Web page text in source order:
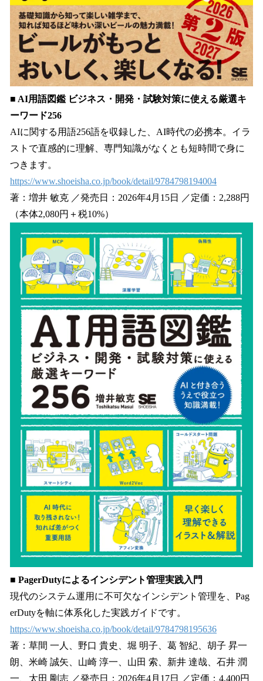
■ AI用語図鑑 ビジネス・開発・試験対策に使える厳選キ
ーワード256
AIに関する用語256語を収録した、AI時代の必携本。イラ
ストで直感的に理解、専門知識がなくとも短時間で身に
つきます。
https://www.shoeisha.co.jp/book/detail/9784798194004
著：増井 敏克 ／発売日：2026年4月15日 ／定価：2,288円
（本体2,080円＋税10%）
■ PagerDutyによるインシデント管理実践入門
現代のシステム運用に不可欠なインシデント管理を、Pag
erDutyを軸に体系化した実践ガイドです。
https://www.shoeisha.co.jp/book/detail/9784798195636
著：草間 一人、野口 貴史、堀 明子、葛 智紀、胡子 昇一
朗、米崎 誠矢、山崎 淳一、山田 索、新井 達哉、石井 潤
一、太田 剛志 ／発売日：2026年4月17日 ／定価：4,400円